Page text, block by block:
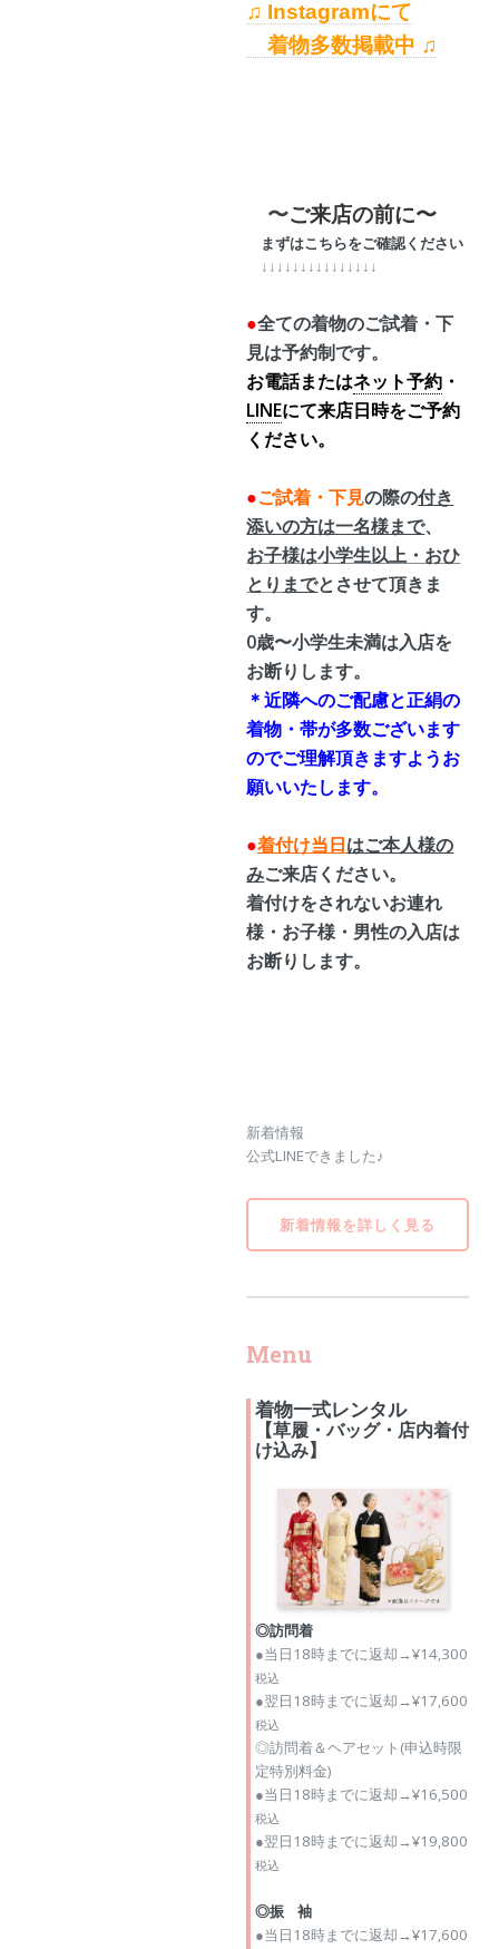
♫ Instagramにて
着物多数掲載中 ♫
〜ご来店の前に〜
まずはこちらをご確認ください
↓↓↓↓↓↓↓↓↓↓↓↓↓↓↓
●全ての着物のご試着・下
見は予約制です。
お電話またはネット予約 ・
LINEにて来店日時をご予約
ください。
●ご試着・下見の際の付き
添いの方は一名様まで、
お子様は小学生以上・おひ
とり までとさせて頂きま
す。
0歳〜小学生未満は入店を
お断りします。
＊近隣へのご配慮と正絹の
着物・帯が多数ございます
のでご理解頂きますようお
願いいたします。
●着付け当日はご本人様の
みご来店ください。
着付けをされないお連れ
様・お子様・男性の入店は
お断りします。
新着情報
公式LINEできました♪
新着情報を詳しく見る
Menu
着物一式レンタル
【草履・バッグ・店内着付
け込み】
◎訪問着
●当日18時までに返却→¥14,300
税込
●翌日18時までに返却→¥17,600
税込
◎訪問着＆ヘアセット(申込時限
定特別料金)
●当日18時までに返却→¥16,500
税込
●翌日18時までに返却→¥19,800
税込
◎振 袖
●当日18時までに返却→¥17,600